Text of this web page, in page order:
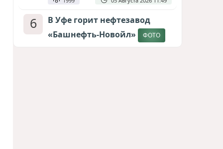
6
В Уфе горит нефтезавод
«Башнефть-Новойл»
ФОТО